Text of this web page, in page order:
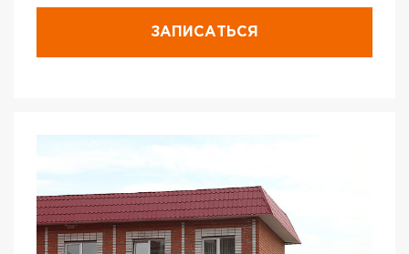
ЗАПИСАТЬСЯ